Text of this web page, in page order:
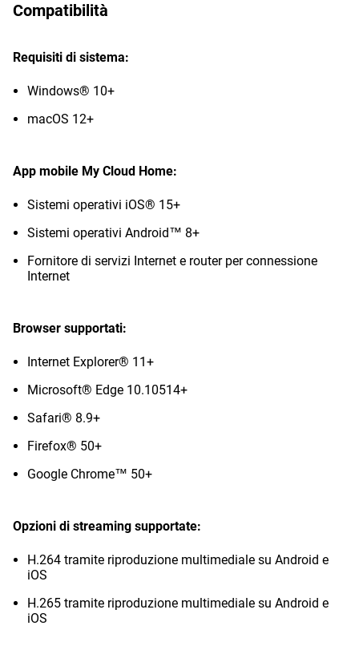
Compatibilità
Requisiti di sistema:
Windows® 10+
macOS 12+
App mobile My Cloud Home:
Sistemi operativi iOS® 15+
Sistemi operativi Android™ 8+
Fornitore di servizi Internet e router per connessione
Internet
Browser supportati:
Internet Explorer® 11+
Microsoft® Edge 10.10514+
Safari® 8.9+
Firefox® 50+
Google Chrome™ 50+
Opzioni di streaming supportate:
H.264 tramite riproduzione multimediale su Android e
iOS
H.265 tramite riproduzione multimediale su Android e
iOS